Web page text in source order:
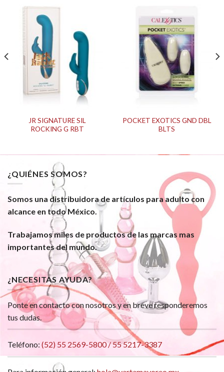
JR SIGNATURE SIL
ROCKING G RBT
POCKET EXOTICS GND DBL
BLTS
¿QUIÉNES SOMOS?
Somos una distribuidora de artículos para adulto con
alcance en todo México.
Trabajamos miles de productos de las marcas mas
importantes del mundo.
¿NECESITAS AYUDA?
Ponte en contacto con nosotros y en breve responderemos
tus dudas.
Teléfono: (52) 55 2569-5800 / 55 5217-3387